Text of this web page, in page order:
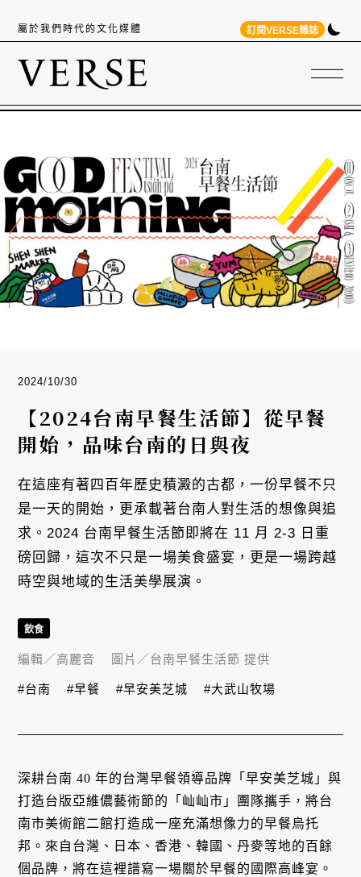
屬於我們時代的文化媒體 訂閱VERSE雜誌
2024/10/30
【2024台南早餐生活節】從早餐
開始，品味台南的日與夜
在這座有著四百年歷史積澱的古都，一份早餐不只
是一天的開始，更承載著台南人對生活的想像與追
求。2024 台南早餐生活節即將在 11 月 2-3 日重
磅回歸，這次不只是一場美食盛宴，更是一場跨越
時空與地域的生活美學展演。
深耕台南 40 年的台灣早餐領導品牌「早安美芝城」與
打造台版亞維儂藝術節的「屾屾市」團隊攜手，將台
南市美術館二館打造成一座充滿想像力的早餐烏托
邦。來自台灣、日本、香港、韓國、丹麥等地的百餘
個品牌，將在這裡譜寫一場關於早餐的國際高峰宴。
飲食
編輯／高麗音 圖片／台南早餐生活節 提供
#台南 #早餐 #早安美芝城 #大武山牧場